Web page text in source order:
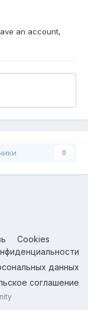
an account,
0
Cookies
данных
соглашение